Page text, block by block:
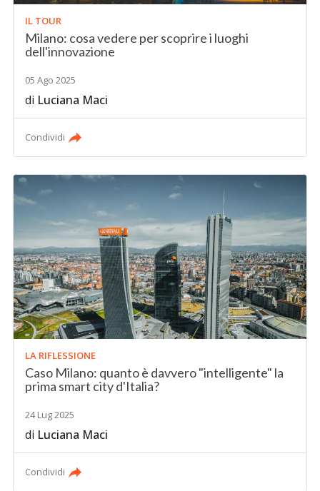
IL TOUR
Milano: cosa vedere per scoprire i luoghi
dell'innovazione
05 Ago 2025
di Luciana Maci
Condividi
LA RIFLESSIONE
Caso Milano: quanto è davvero "intelligente" la
prima smart city d'Italia?
24 Lug 2025
di Luciana Maci
Condividi